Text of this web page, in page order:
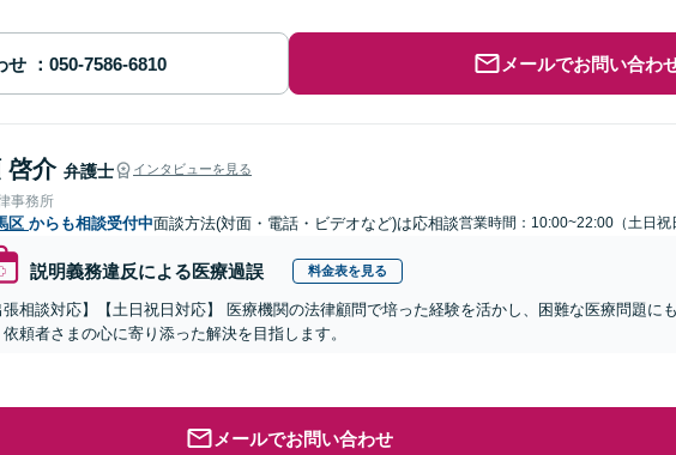
せ メールでお問い合わ
啓介 弁護士 インタビューを見る
事務所
区 からも相談受付中面談方法(対面・電話・ビデオなど)は応相談営業時間：10:00~22:00（土日祝
説明義務違反による医療過誤 料金表を見る
張相談対応】【土日祝日対応】 医療機関の法律顧問で培った経験を活かし、困難な医療問題に
頼者さまの心に寄り添った解決を目指します。
メールでお問い合わせ